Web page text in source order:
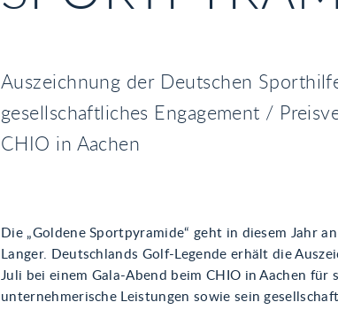
Auszeichnung der Deutschen
gesellschaftliches Engagement /
CHIO in Aachen
Die „Goldene Sportpyramide“ geht in diesem Jahr
Langer. Deutschlands Golf-Legende erhält die
Juli bei einem Gala-Abend beim CHIO in Aachen für
unternehmerische Leistungen sowie sein